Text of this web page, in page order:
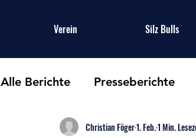
Verein Silz Bulls
Alle Berichte Presseberichte
Christian Föger1. Feb.1 Min.